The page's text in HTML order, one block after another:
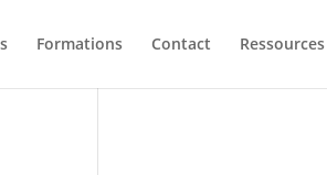
Formations Contact Ressources